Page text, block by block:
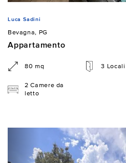
Luca Sadini
Bevagna, PG
Appartamento
80 mq 3 Locali
2 Camere da
letto